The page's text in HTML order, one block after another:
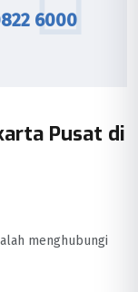
6000
Pusat di
menghubungi